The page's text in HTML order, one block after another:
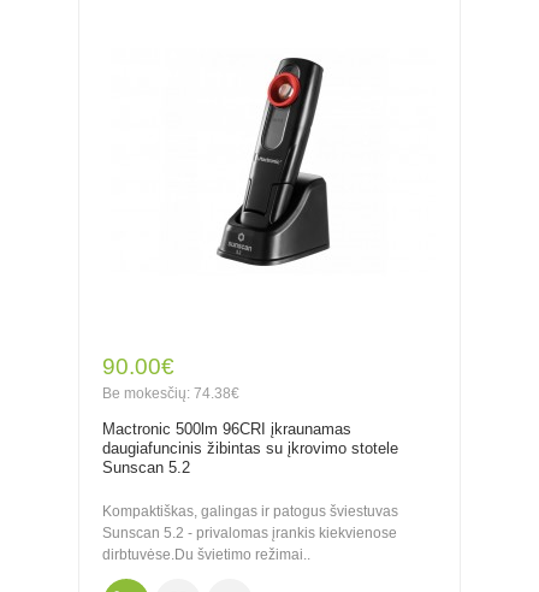
90.00€
Be mokesčių: 74.38€
Mactronic 500lm 96CRI įkraunamas
daugiafuncinis žibintas su įkrovimo stotele
Sunscan 5.2
Kompaktiškas, galingas ir patogus šviestuvas
Sunscan 5.2 - privalomas įrankis kiekvienose
dirbtuvėse.Du švietimo režimai..